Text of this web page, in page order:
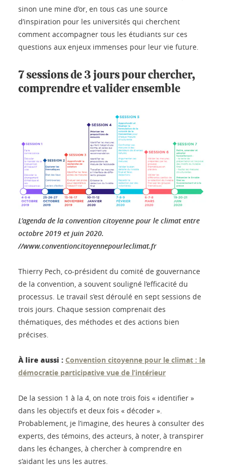
sinon une mine d’or, en tous cas une source
d’inspiration pour les universités qui cherchent
comment accompagner tous les étudiants sur ces
questions aux enjeux immenses pour leur vie future.
7 sessions de 3 jours pour chercher,
comprendre et valider ensemble
L’agenda de la convention citoyenne pour le climat entre
octobre 2019 et juin 2020.
//www.conventioncitoyennepourleclimat.fr
Thierry Pech, co-président du comité de gouvernance
de la convention, a souvent souligné l’efficacité du
processus. Le travail s’est déroulé en sept sessions de
trois jours. Chaque session comprenait des
thématiques, des méthodes et des actions bien
précises.
À lire aussi : Convention citoyenne pour le climat : la
démocratie participative vue de l’intérieur
De la session 1 à la 4, on note trois fois « identifier »
dans les objectifs et deux fois « décoder ».
Probablement, je l’imagine, des heures à consulter des
experts, des témoins, des acteurs, à noter, à transpirer
dans les échanges, à chercher à comprendre en
s’aidant les uns les autres.